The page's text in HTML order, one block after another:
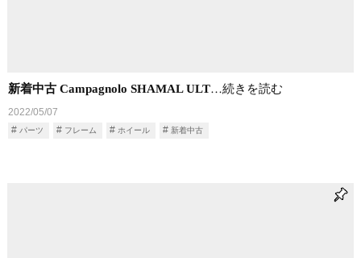
新着中古 Campagnolo SHAMAL ULT…続きを読む
2022/05/07
パーツ フレーム ホイール 新着中古